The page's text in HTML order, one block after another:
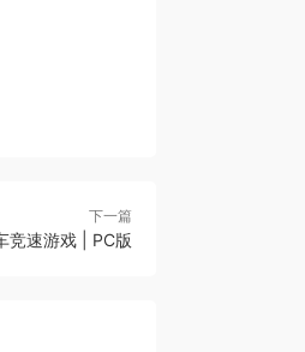
下一篇
竞速游戏 | PC版